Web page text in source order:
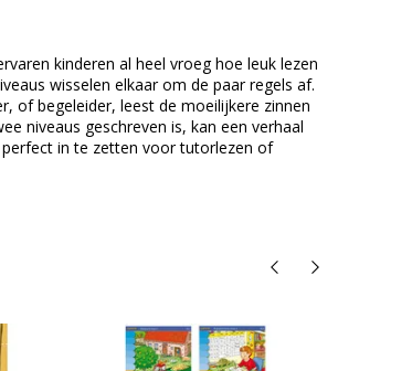
kinderen al heel vroeg hoe leuk lezen
wisselen elkaar om de paar regels af.
of begeleider, leest de moeilijkere zinnen
niveaus geschreven is, kan een verhaal
perfect in te zetten voor tutorlezen of